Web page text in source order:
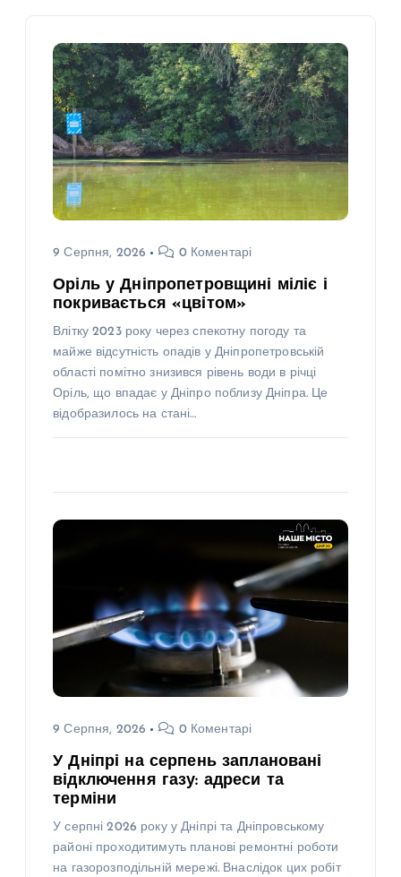
9 Серпня, 2026 0 Коментарі
Оріль у Дніпропетровщині міліє і
покривається «цвітом»
Влітку 2023 року через спекотну погоду та
майже відсутність опадів у Дніпропетровській
області помітно знизився рівень води в річці
Оріль, що впадає у Дніпро поблизу Дніпра. Це
відобразилось на стані…
9 Серпня, 2026 0 Коментарі
У Дніпрі на серпень заплановані
відключення газу: адреси та
терміни
У серпні 2026 року у Дніпрі та Дніпровському
районі проходитимуть планові ремонтні роботи
на газорозподільній мережі. Внаслідок цих робіт